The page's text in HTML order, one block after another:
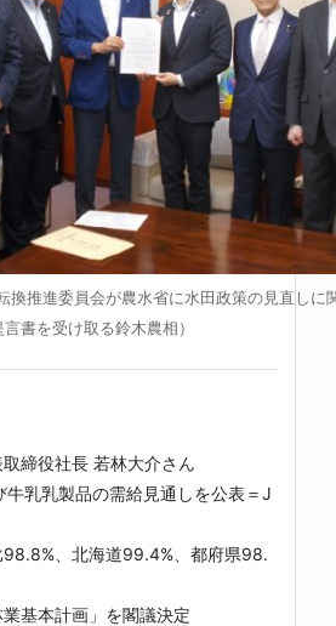
換推進委員会が農水省に水田政策の見直しに
書を受け取る鈴木農相）
人
締役社長 若林大介さん
乳乳製品の需給見通しを公表＝J
、北海道99.4%、都府県98.
基本計画」を閣議決定